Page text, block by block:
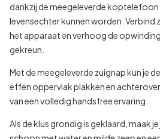
dankzij de meegeleverde koptelefoon
levensechter kunnen worden. Verbind
het apparaat en verhoog de
gekreun.
Met de meegeleverde zuignap kun je
effen oppervlak plakken en
van een volledig handsfree ervaring.
Als de klus grondig is geklaard, maak